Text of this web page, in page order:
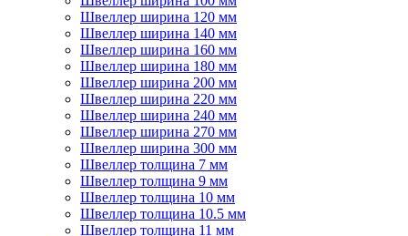
Швеллер ширина 120 мм
Швеллер ширина 140 мм
Швеллер ширина 160 мм
Швеллер ширина 180 мм
Швеллер ширина 200 мм
Швеллер ширина 220 мм
Швеллер ширина 240 мм
Швеллер ширина 270 мм
Швеллер ширина 300 мм
Швеллер толщина 7 мм
Швеллер толщина 9 мм
Швеллер толщина 10 мм
Швеллер толщина 10.5 мм
Швеллер толщина 11 мм